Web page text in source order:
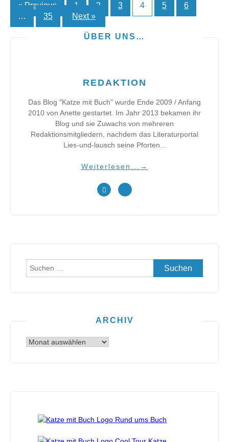
Seitennummerierung
« Previous 1 2 3 4 5
6
…
35 Next »
ÜBER UNS…
REDAKTION
Das Blog "Katze mit Buch" wurde Ende 2009 / Anfang
2010 von Anette gestartet. Im Jahr 2013 bekamen ihr
Blog und sie Zuwachs von mehreren
Redaktionsmitgliedern, nachdem das Literaturportal
Lies-und-lausch seine Pforten...
Weiterlesen... →
Suchen
ARCHIV
Archiv